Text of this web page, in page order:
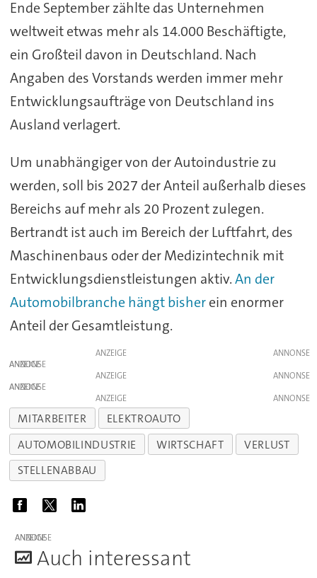
Ende September zählte das Unternehmen
weltweit etwas mehr als 14.000 Beschäftigte,
ein Großteil davon in Deutschland. Nach
Angaben des Vorstands werden immer mehr
Entwicklungsaufträge von Deutschland ins
Ausland verlagert.
Um unabhängiger von der Autoindustrie zu
werden, soll bis 2027 der Anteil außerhalb dieses
Bereichs auf mehr als 20 Prozent zulegen.
Bertrandt ist auch im Bereich der Luftfahrt, des
Maschinenbaus oder der Medizintechnik mit
Entwicklungsdienstleistungen aktiv.An der
Automobilbranche hängt bisherein enormer
Anteil der Gesamtleistung.
ANZEIGE
ANZEIGE
ANZEIGE
ANZEIGE
ANZEIGE
MITARBEITER
ELEKTROAUTO
AUTOMOBILINDUSTRIE
WIRTSCHAFT
VERLUST
STELLENABBAU
ANZEIGE
Auch interessant